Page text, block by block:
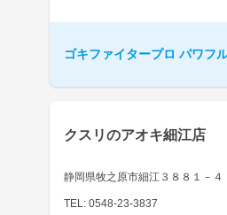
ゴキファイタープロ パワフ
クスリのアオキ細江店
静岡県牧之原市細江３８８１－４
TEL: 0548-23-3837